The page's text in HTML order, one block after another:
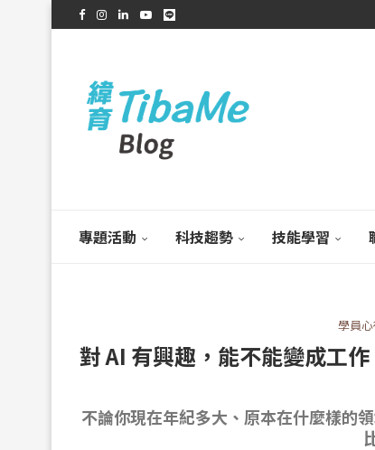
專題活動 科技趨勢 技能學習
學員
對 AI 有興趣，能不能變成工
不論你現在年紀多大、原本在什麼樣的